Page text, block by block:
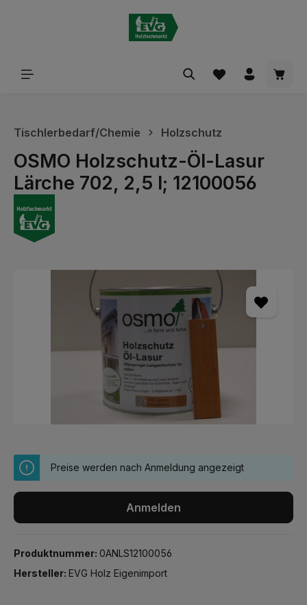
Tischlerbedarf/Chemie Holzschutz
OSMO Holzschutz-Öl-Lasur
Lärche 702, 2,5 l; 12100056
Bildergalerie überspringen
Preise werden nach Anmeldung angezeigt
Anmelden
Produktnummer: 0ANLS12100056
Hersteller: EVG Holz Eigenimport